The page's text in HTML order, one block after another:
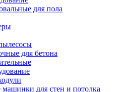
для пола
для бетона
для стен и потолка